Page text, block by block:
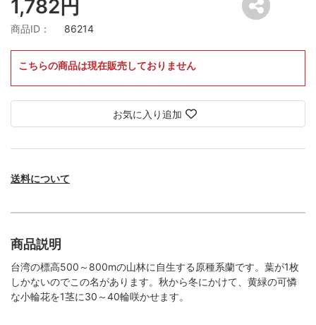
1,782円
商品ID： 86214
こちらの商品は現在販売しておりません
お気に入り追加
送料について
商品説明
台湾の標高500～800mの山林に自生する原種系蘭です。葉が1枚
しかないのでこの名があります。秋から冬にかけて、黄緑の可憐
な小輪花を1茎に30～40輪咲かせます。